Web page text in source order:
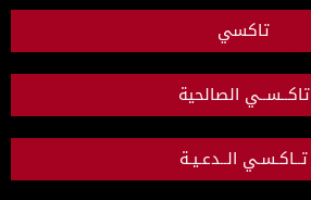
تاكسي
تاكــســي الصالحية
تــاكـسـي الــدعـيـة